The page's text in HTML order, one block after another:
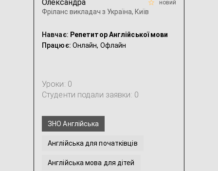
Олександра
Фріланс викладач з Україна, Київ
новий
Навчає: Репетитор Англійської мови
Працює: Онлайн, Офлайн
Уроки: 0
Студенти подали заявки: 0
ЗНО Англійська
Англійська для початківців
Англійська мова для дітей